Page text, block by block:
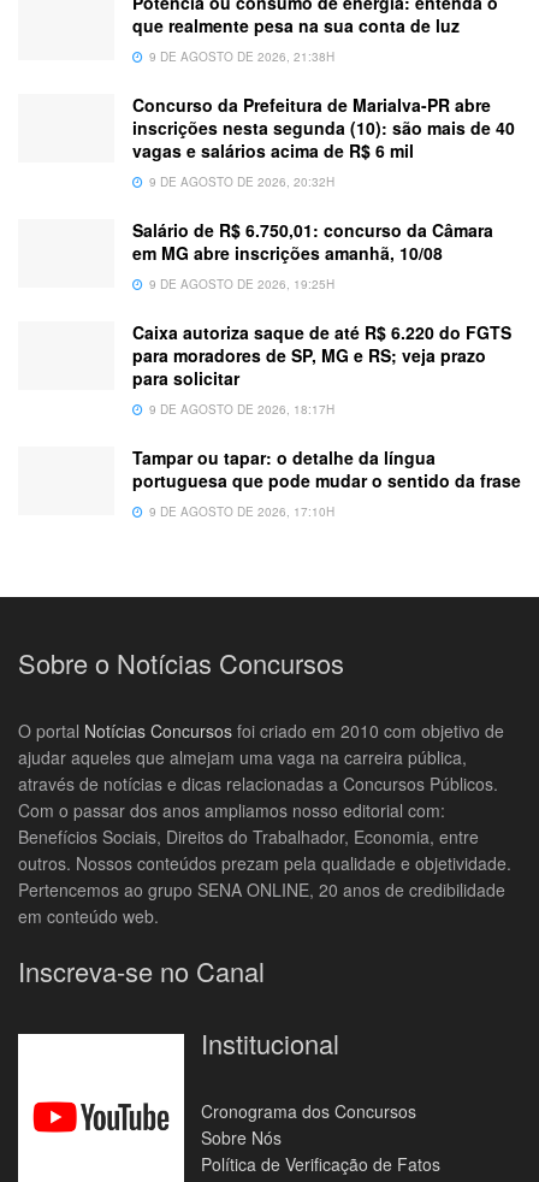
que realmente pesa na sua conta de luz
9 DE AGOSTO DE 2026, 21:38H
Concurso da Prefeitura de Marialva-PR abre
inscrições nesta segunda (10): são mais de 40
vagas e salários acima de R$ 6 mil
9 DE AGOSTO DE 2026, 20:32H
Salário de R$ 6.750,01: concurso da Câmara
em MG abre inscrições amanhã, 10/08
9 DE AGOSTO DE 2026, 19:25H
Caixa autoriza saque de até R$ 6.220 do FGTS
para moradores de SP, MG e RS; veja prazo
para solicitar
9 DE AGOSTO DE 2026, 18:17H
Tampar ou tapar: o detalhe da língua
portuguesa que pode mudar o sentido da frase
9 DE AGOSTO DE 2026, 17:10H
Sobre o Notícias Concursos
O portal Notícias Concursos foi criado em 2010 com objetivo de
ajudar aqueles que almejam uma vaga na carreira pública,
através de notícias e dicas relacionadas a Concursos Públicos.
Com o passar dos anos ampliamos nosso editorial com:
Benefícios Sociais, Direitos do Trabalhador, Economia, entre
outros. Nossos conteúdos prezam pela qualidade e objetividade.
Pertencemos ao grupo SENA ONLINE, 20 anos de credibilidade
em conteúdo web.
Inscreva-se no Canal
Institucional
Cronograma dos Concursos
Sobre Nós
Política de Verificação de Fatos